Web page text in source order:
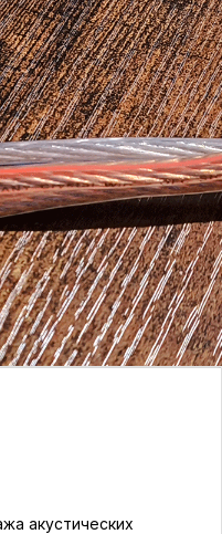
акустических